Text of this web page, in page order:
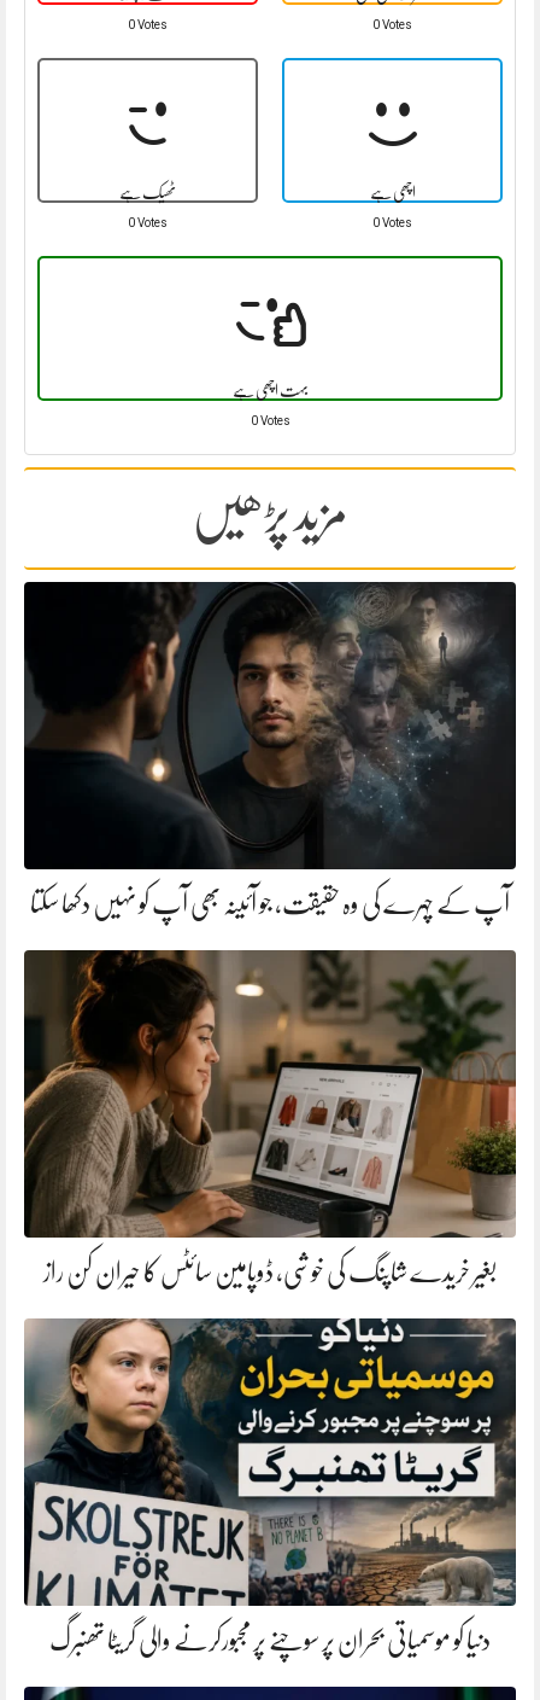
0 Votes 0 Votes
ٹھیک ہے
0 Votes
اچھی ہے
0 Votes
بہت اچھی ہے
0 Votes
مزید پڑھیں
آپ کے چہرے کی وہ حقیقت، جو آئینہ بھی آپ کو نہیں دکھا سکتا
بغیر خریدے شاپنگ کی خوشی، ڈوپامین سائٹس کا حیران کن راز
دنیا کو موسمیاتی بحران پر سوچنے پر مجبورکرنے والی گریٹا تھنبرگ